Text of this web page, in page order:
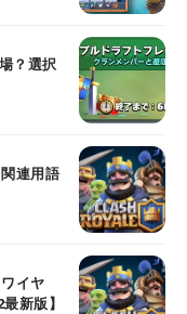
？選択
連用語
イヤ
新版】